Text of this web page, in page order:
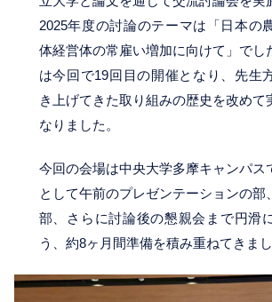
2025年度の討論のテーマは「日本の
体経営体の常雇い増加に向けて」でし
は今回で19回目の開催となり、先生
き上げてきた取り組みの歴史を改めて
なりました。
今回の会場は中央大学多摩キャンパス
として午前のプレゼンテーションの部
部、さらに討論後の懇親会まで円滑
う、約8ヶ月間準備を積み重ねてきまし